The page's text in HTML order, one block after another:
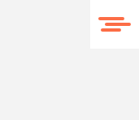
Kontakt